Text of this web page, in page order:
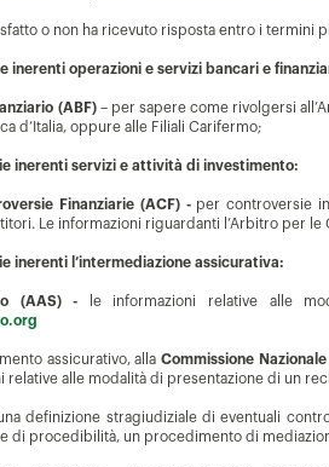
o non ha ricevuto risposta entro i
inerenti operazioni e servizi bancari e
(ABF)– per sapere come rivolgersi
d’Italia, oppure alle Filiali Carifermo;
inerenti servizi e attività di investimento:
Finanziarie (ACF) - per controversie
Le informazioni riguardanti l’Arbitro per
inerenti l’intermediazione assicurativa:
(AAS) - le informazioni relative alle
assicurativo, alla Commissione
relative alle modalità di presentazione di un
definizione stragiudiziale di eventuali
di procedibilità, un procedimento di